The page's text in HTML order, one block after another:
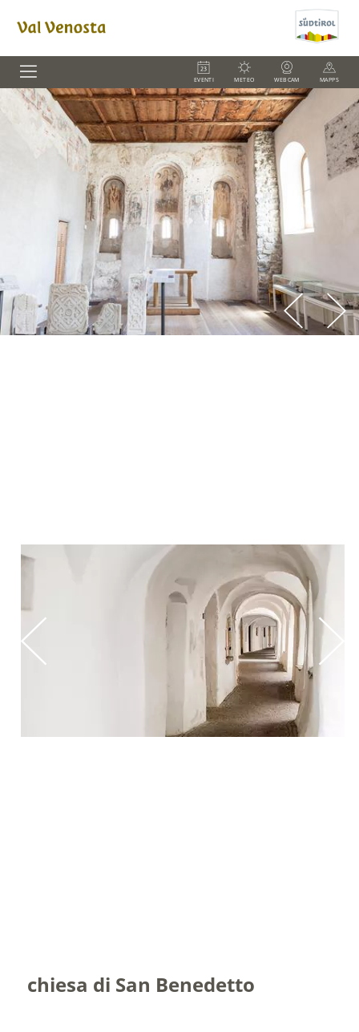
EVENTI METEO WEBCAM MAPPS
chiesa di San Benedetto